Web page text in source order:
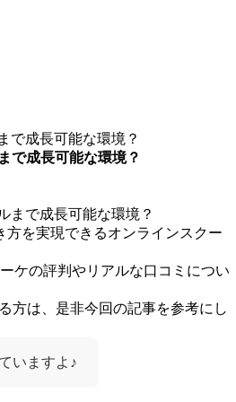
で成長可能な環境？
で成長可能な環境？
を実現できるオンラインスクー
ケの評判やリアルな口コミについ
方は、是非今回の記事を参考にし
いますよ♪